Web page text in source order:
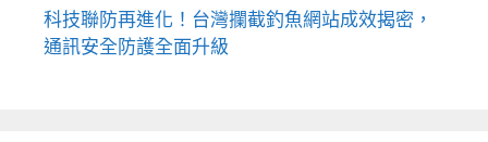
科技聯防再進化！台灣攔截釣魚網站成效揭密，
通訊安全防護全面升級